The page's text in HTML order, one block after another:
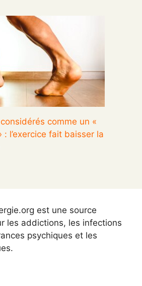
comme un «
l’exercice fait baisser la
est une source
les addictions, les infections
psychiques et les